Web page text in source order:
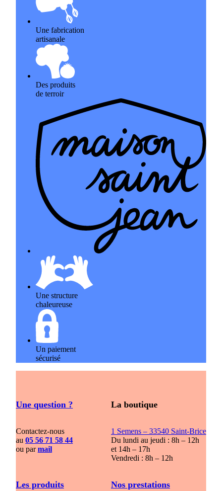
Une fabrication
artisanale
Des produits
de terroir
Une structure
chaleureuse
Un paiement
sécurisé
Une question ?
Contactez-nous
au 05 56 71 58 44
ou parmail
La boutique
1 Semens – 33540 Saint-Brice
Du lundi au jeudi : 8h – 12h
et 14h – 17h
Vendredi : 8h – 12h
Les produits Nos prestations